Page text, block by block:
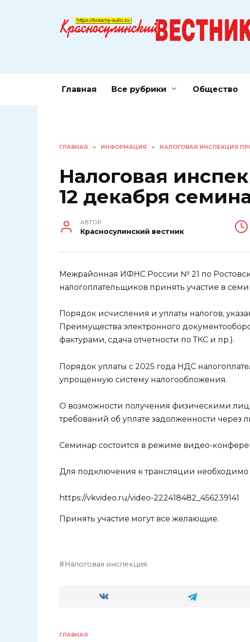
Главная Все рубрики Общество
ГЛАВНАЯ » ИНФОРМАЦИЯ » НАЛОГОВАЯ ИНСПЕКЦИЯ
Налоговая
12 декабря
АВТОР
Красносулинский вестник
Межрайонная ИФНС России № 21 по
налогоплательщиков принять участие в
Порядок исчисления и уплаты налогов,
Преимущества электронного
фактурами, сдача отчетности по ТКС и пр.).
Порядок уплаты с 2025 года НДС
упрощенную систему налогообложения.
О возможности получения физическими
требований об уплате задолженности через
Семинар состоится в режиме видео-
Для подключения к трансляции необходимо
https://vkvideo.ru/video-222418482_456239141
Принять участие могут все желающие.
Налоговая инспекция
ГЛАВНАЯ